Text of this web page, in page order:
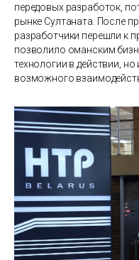
передовых разработок,
рынке Султаната. После
разработчики перешли к
позволило оманским
технологии в действии,
возможного